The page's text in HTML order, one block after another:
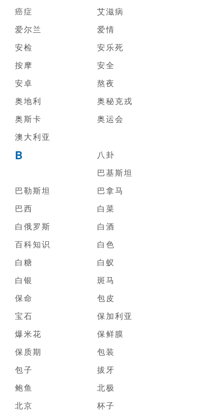
癌症
艾滋病
爱尔兰
爱情
安检
安乐死
按摩
安全
安卓
熬夜
奥地利
奥秘克戎
奥斯卡
奥运会
澳大利亚
B
八卦
巴基斯坦
巴勒斯坦
巴拿马
巴西
白菜
白俄罗斯
白酒
百科知识
白色
白糖
白蚁
白银
斑马
保命
包皮
宝石
保加利亚
爆米花
保鲜膜
保质期
包装
包子
拔牙
鲍鱼
北极
北京
杯子